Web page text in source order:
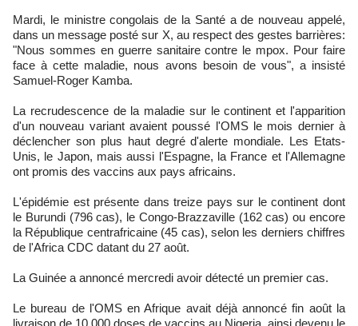
Mardi, le ministre congolais de la Santé a de nouveau appelé,
dans un message posté sur X, au respect des gestes barrières:
"Nous sommes en guerre sanitaire contre le mpox. Pour faire
face à cette maladie, nous avons besoin de vous", a insisté
Samuel-Roger Kamba.
La recrudescence de la maladie sur le continent et l'apparition
d'un nouveau variant avaient poussé l'OMS le mois dernier à
déclencher son plus haut degré d'alerte mondiale. Les Etats-
Unis, le Japon, mais aussi l'Espagne, la France et l'Allemagne
ont promis des vaccins aux pays africains.
L'épidémie est présente dans treize pays sur le continent dont
le Burundi (796 cas), le Congo-Brazzaville (162 cas) ou encore
la République centrafricaine (45 cas), selon les derniers chiffres
de l'Africa CDC datant du 27 août.
La Guinée a annoncé mercredi avoir détecté un premier cas.
Le bureau de l'OMS en Afrique avait déjà annoncé fin août la
livraison de 10.000 doses de vaccins au Nigeria, ainsi devenu le